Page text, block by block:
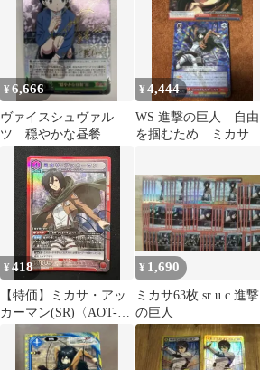
¥6,666
ヴァイスシュヴァル
ツ 穏やかな昼餐
桜 sp サイン
¥4,444
WS 進撃の巨人 自由
を掴むため ミカサ
¥418
【特価】ミカサ・アッ
カーマン(SR)〈AOT-1-
089〉[UA23BT]
¥ 1,690
ミカサ63枚 sr u c 進撃
の巨人